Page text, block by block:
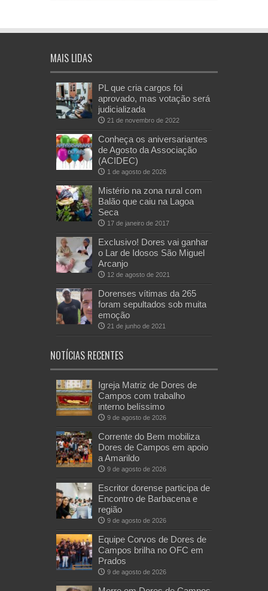
MAIS LIDAS
PL que cria cargos foi
aprovado, mas votação será
judicializada
21 de novembro de 2022
Conheça os aniversariantes
de Agosto da Associação
(ACIDEC)
1 de agosto de 2026
Mistério na zona rural com
Balão que caiu na Lagoa
Seca
17 de janeiro de 2017
Exclusivo! Dores vai ganhar
o Lar de Idosos São Miguel
Arcanjo
12 de agosto de 2021
Dorenses vítimas da 265
foram sepultados sob muita
emoção
21 de junho de 2021
NOTÍCIAS RECENTES
Igreja Matriz de Dores de
Campos com trabalho
interno belíssimo
9 de agosto de 2026
Corrente do Bem mobiliza
Dores de Campos em apoio
a Amarildo
9 de agosto de 2026
Escritor dorense participa de
Encontro de Barbacena e
região
9 de agosto de 2026
Equipe Corvos de Dores de
Campos brilha no OFC em
Prados
9 de agosto de 2026